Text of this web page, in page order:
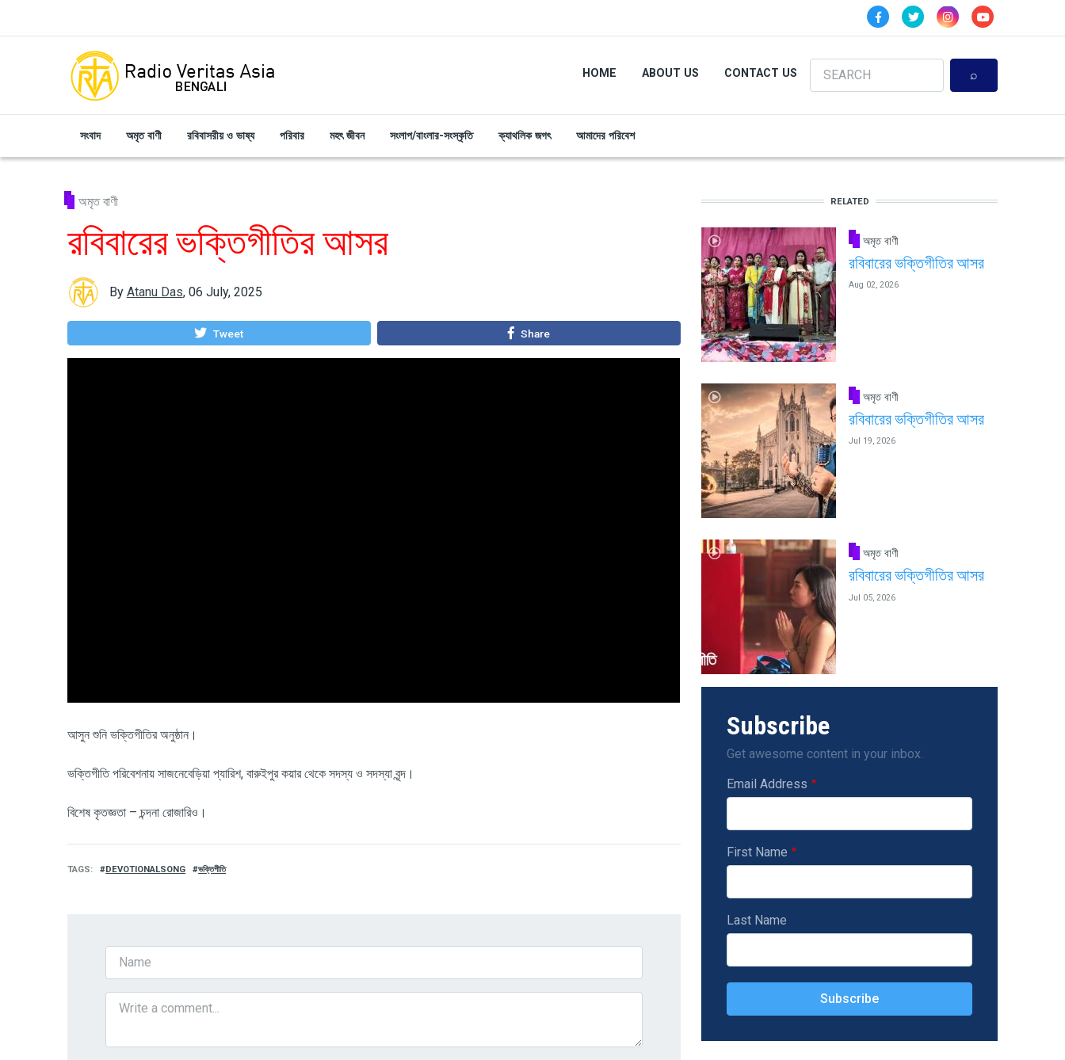
HOME ABOUT US CONTACT US Search
সংবাদ অমৃত বাণী রবিবাসরীয় ও ভাষ্য পরিবার মহৎ জীবন সংলাপ/বাংলার-সংস্কৃতি ক্যাথলিক জগৎ আমাদের পরিবেশ
অমৃত বাণী
রবিবারের ভক্তিগীতির আসর
By Atanu Das, 06 July, 2025
Tweet Share
আসুন শুনি ভক্তিগীতির অনুষ্ঠান।
ভক্তিগীতি পরিবেশনায়সাজনেবেড়িয়া প্যারিশ, বারুইপুর কয়ার থেকে সদস্যওসদস্যাবৃন্দ।
বিশেষ কৃতজ্ঞতা –চন্দনা রোজারিও।
TAGS DEVOTIONALSONG ভক্তিগীতি
RELATED
অমৃত বাণী
রবিবারের ভক্তিগীতির আসর
Aug 02, 2026
অমৃত বাণী
রবিবারের ভক্তিগীতির আসর
Jul 19, 2026
অমৃত বাণী
রবিবারের ভক্তিগীতির আসর
Jul 05, 2026
Subscribe
Get awesome content in your inbox.
Email Address
First Name
Last Name